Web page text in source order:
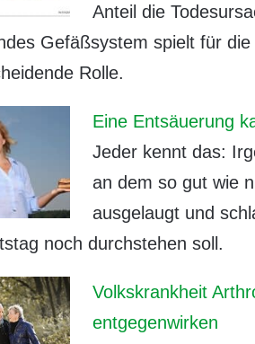
Anteil die
Gefäßsystem spielt für
Rolle.
Eine Entsäuerung
Jeder kennt das:
an dem so gut wie
ausgelaugt und
noch durchstehen soll.
Volkskrankheit
entgegenwirken